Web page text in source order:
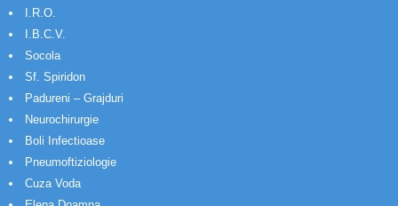
I.R.O.
I.B.C.V.
Socola
Sf. Spiridon
Padureni – Grajduri
Neurochirurgie
Boli Infectioase
Pneumoftiziologie
Cuza Voda